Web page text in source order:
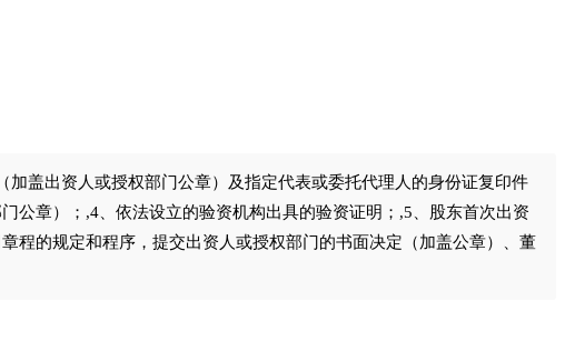
盖出资人或授权部门公章）及指定代表或委托代理人的身份证复印件
章）；,4、依法设立的验资机构出具的验资证明；,5、股东首次出资
程的规定和程序，提交出资人或授权部门的书面决定（加盖公章）、董